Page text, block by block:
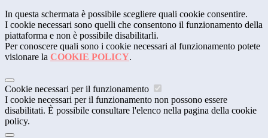
In questa schermata è possibile scegliere quali cookie consentire.
I cookie necessari sono quelli che consentono il funzionamento della
piattaforma e non è possibile disabilitarli.
Per conoscere quali sono i cookie necessari al funzionamento potete
visionare la COOKIE POLICY.
Cookie necessari per il funzionamento
I cookie necessari per il funzionamento non possono essere
disabilitati. È possibile consultare l'elenco nella pagina della cookie
policy.